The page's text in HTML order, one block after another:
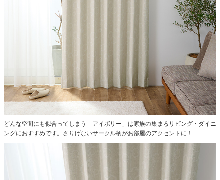
どんな空間にも似合ってしまう「アイボリー」は家族の集まるリビング・ダイニ
ングにおすすめです。さりげないサークル柄がお部屋のアクセントに！